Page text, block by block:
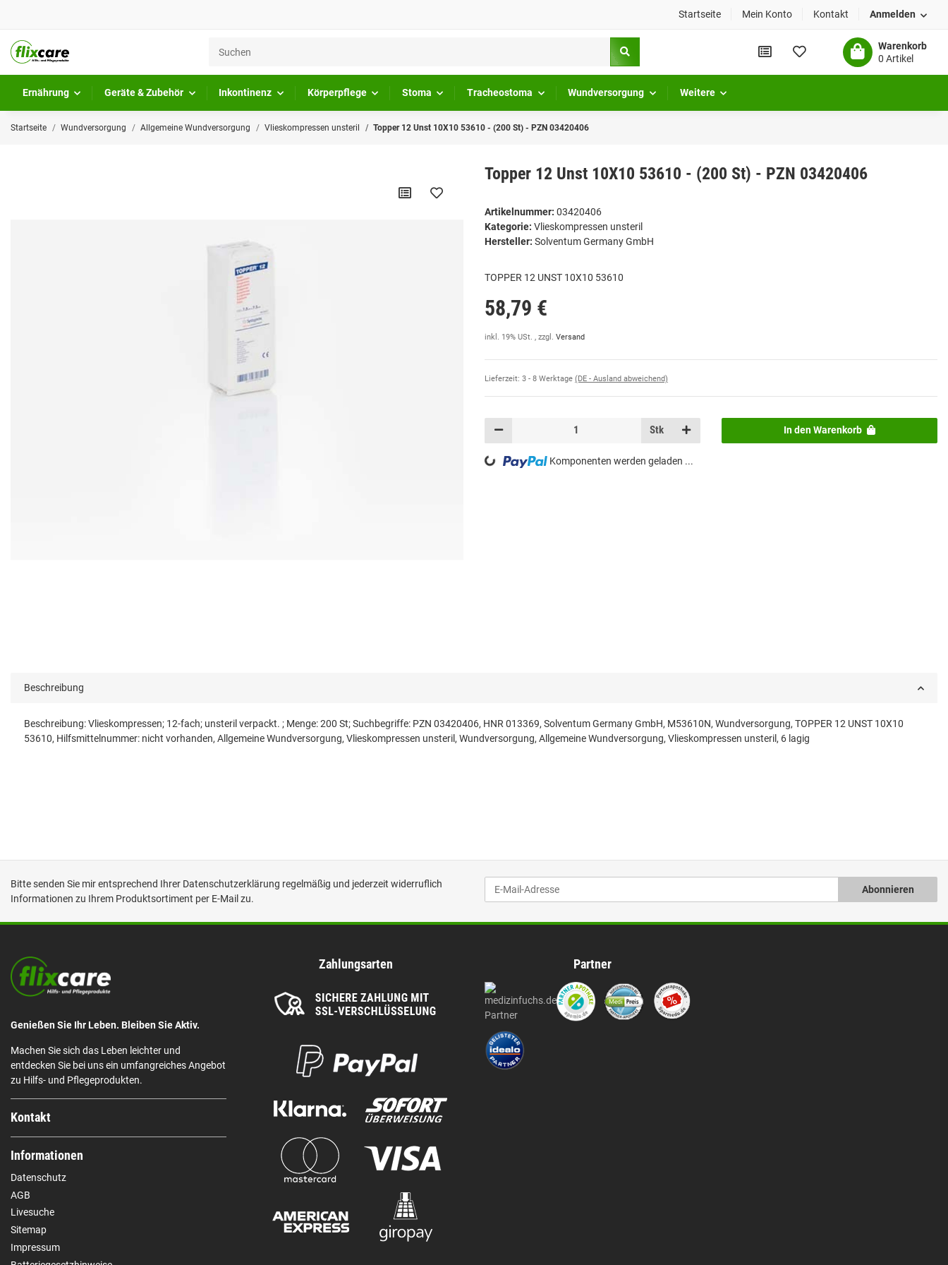
Startseite Mein Konto Kontakt Anmelden
Warenkorb
0 Artikel
Ernährung Geräte & Zubehör Inkontinenz Körperpflege Stoma Tracheostoma Wundversorgung Weitere
Startseite Wundversorgung Allgemeine Wundversorgung Vlieskompressen unsteril Topper 12 Unst 10X10 53610 - (200 St) - PZN 03420406
Topper 12 Unst 10X10 53610 - (200 St) - PZN 03420406
Artikelnummer: 03420406
Kategorie: Vlieskompressen unsteril
Hersteller: Solventum Germany GmbH
TOPPER 12 UNST 10X10 53610
58,79 €
inkl. 19% USt. , zzgl. Versand
Lieferzeit: 3 - 8 Werktage (DE - Ausland abweichend)
Stk In den Warenkorb
Loading... Komponenten werden geladen ...
Beschreibung
Beschreibung: Vlieskompressen; 12-fach; unsteril verpackt. ; Menge: 200 St; Suchbegriffe: PZN 03420406, HNR 013369, Solventum Germany GmbH, M53610N, Wundversorgung, TOPPER 12 UNST 10X10
53610, Hilfsmittelnummer: nicht vorhanden, Allgemeine Wundversorgung, Vlieskompressen unsteril, Wundversorgung, Allgemeine Wundversorgung, Vlieskompressen unsteril, 6 lagig
Bitte senden Sie mir entsprechend Ihrer Datenschutzerklärung regelmäßig und jederzeit widerruflich
Informationen zu Ihrem Produktsortiment per E-Mail zu.
Abonnieren
Genießen Sie Ihr Leben. Bleiben Sie Aktiv.
Machen Sie sich das Leben leichter und
entdecken Sie bei uns ein umfangreiches Angebot
zu Hilfs- und Pflegeprodukten.
Kontakt
Informationen
Datenschutz
AGB
Livesuche
Sitemap
Impressum
Zahlungsarten Partner